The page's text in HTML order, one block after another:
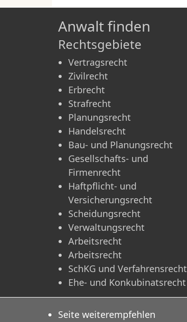
Anwalt finden
Rechtsgebiete
Vertragsrecht
Zivilrecht
Erbrecht
Strafrecht
Planungsrecht
Handelsrecht
Bau- und Planungsrecht
Gesellschafts- und
Firmenrecht
Haftpflicht- und
Versicherungsrecht
Scheidungsrecht
Verwaltungsrecht
Arbeitsrecht
Arbeitsrecht
SchKG und Verfahrensrecht
Ehe- und Konkubinatsrecht
Seite weiterempfehlen